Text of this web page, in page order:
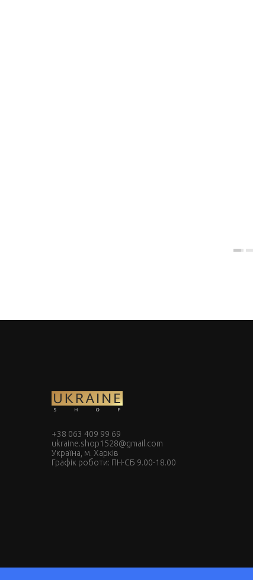
+38 063 409 99 69
ukraine.shop1528@gmail.com
Україна, м. Харків
Графік роботи: ПН-СБ 9.00-18.00